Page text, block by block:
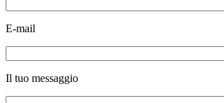
E-mail
Il tuo messaggio